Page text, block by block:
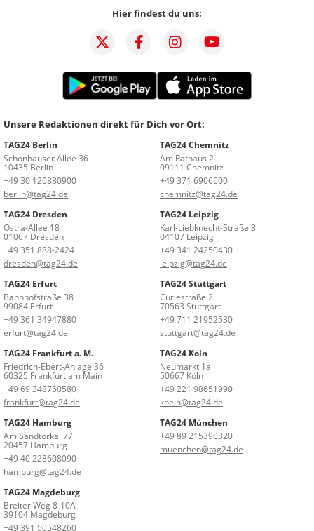
Hier findest du uns:
Unsere Redaktionen direkt für Dich vor Ort:
TAG24 Berlin
Schönhauser Allee 36
10435 Berlin
+49 30 120880900
berlin@tag24.de
TAG24 Chemnitz
Am Rathaus 2
09111 Chemnitz
+49 371 6906600
chemnitz@tag24.de
TAG24 Dresden
Ostra-Allee 18
01067 Dresden
+49 351 888-2424
dresden@tag24.de
TAG24 Leipzig
Karl-Liebknecht-Straße 8
04107 Leipzig
+49 341 24250430
leipzig@tag24.de
TAG24 Erfurt
Bahnhofstraße 38
99084 Erfurt
+49 361 34947880
erfurt@tag24.de
TAG24 Stuttgart
Curiestraße 2
70563 Stuttgart
+49 711 21952530
stuttgart@tag24.de
TAG24 Frankfurt a. M.
Friedrich-Ebert-Anlage 36
60325 Frankfurt am Main
+49 69 348750580
frankfurt@tag24.de
TAG24 Köln
Neumarkt 1a
50667 Köln
+49 221 98651990
koeln@tag24.de
TAG24 Hamburg
Am Sandtorkai 77
20457 Hamburg
+49 40 228608090
hamburg@tag24.de
TAG24 München
+49 89 215390320
muenchen@tag24.de
TAG24 Magdeburg
Breiter Weg 8-10A
39104 Magdeburg
+49 391 50548260